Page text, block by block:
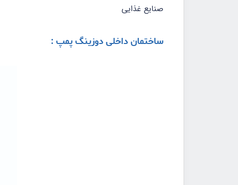
صنایع غذایی
ساختمان داخلی دوزینگ پمپ :